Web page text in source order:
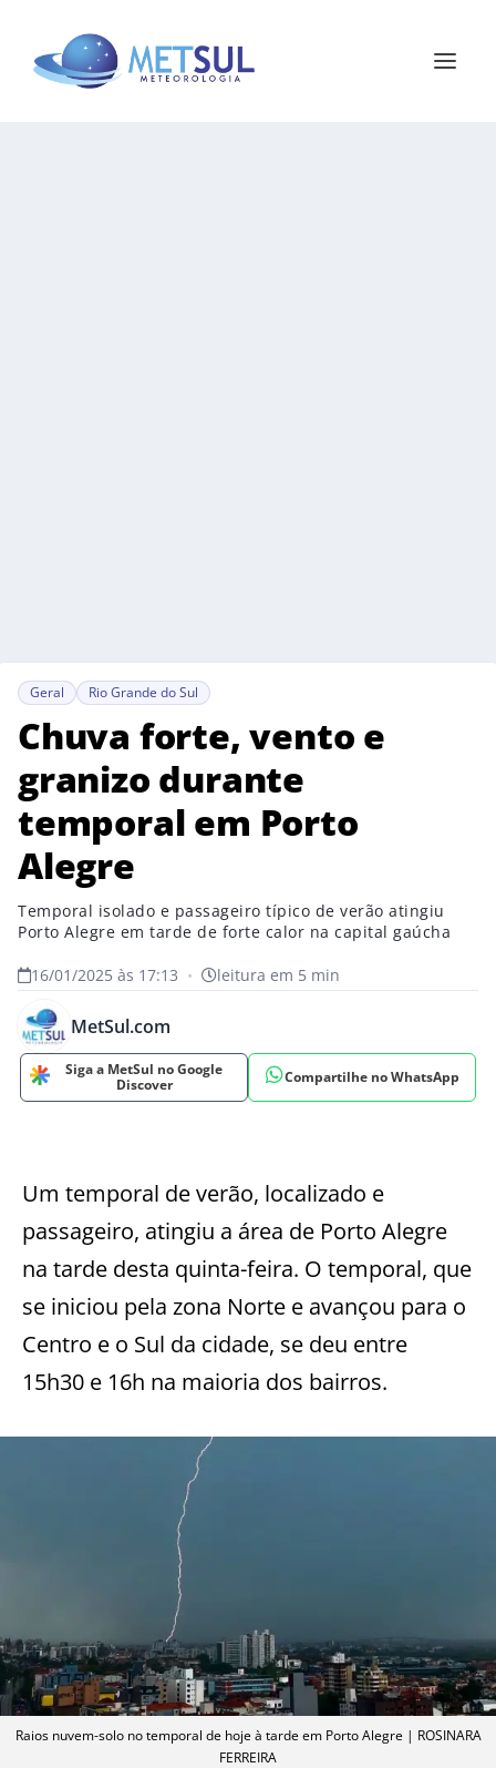
Geral Rio Grande do Sul
Chuva forte, vento e
granizo durante
temporal em Porto
Alegre
Temporal isolado e passageiro típico de verão atingiu
Porto Alegre em tarde de forte calor na capital gaúcha
16/01/2025 às 17:13 • leitura em 5 min
MetSul.com
Siga a MetSul no Google
Discover
Compartilhe no WhatsApp
Um temporal de verão, localizado e
passageiro, atingiu a área de Porto Alegre
na tarde desta quinta-feira. O temporal, que
se iniciou pela zona Norte e avançou para o
Centro e o Sul da cidade, se deu entre
15h30 e 16h na maioria dos bairros.
Raios nuvem-solo no temporal de hoje à tarde em Porto Alegre | ROSINARA
FERREIRA